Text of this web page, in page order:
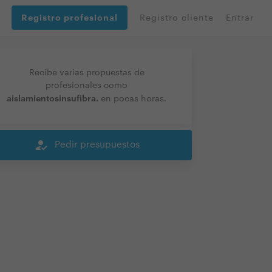
Registro profesional Registro cliente Entrar
Recibe varias propuestas de
profesionales como
aislamientosinsufibra. en pocas horas.
how_to_reg Pedir presupuestos